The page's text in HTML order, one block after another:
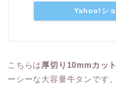
Yahoo!シ
こちらは 厚切り10mmカット
ーシーな大容量牛タンです。